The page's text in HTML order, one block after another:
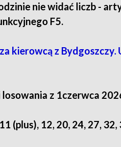
nie widać liczb -
F5.
kierowcą z Bydgoszczy.
z 1czerwca
(plus), 12, 20, 24, 27,